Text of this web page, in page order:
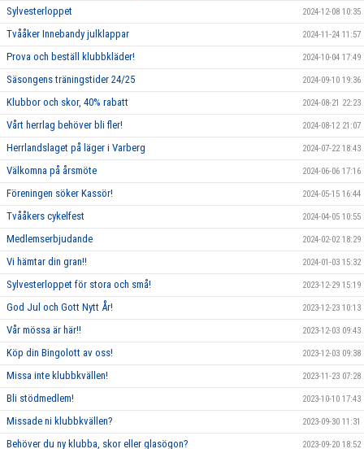
Sylvesterloppet 2024-12-08 10:35
Tvååker Innebandy julklappar 2024-11-24 11:57
Prova och beställ klubbkläder! 2024-10-04 17:49
Säsongens träningstider 24/25 2024-09-10 19:36
Klubbor och skor, 40% rabatt 2024-08-21 22:23
Vårt herrlag behöver bli fler! 2024-08-12 21:07
Herrlandslaget på läger i Varberg 2024-07-22 18:43
Välkomna på årsmöte 2024-06-06 17:16
Föreningen söker Kassör! 2024-05-15 16:44
Tvååkers cykelfest 2024-04-05 10:55
Medlemserbjudande 2024-02-02 18:29
Vi hämtar din gran!! 2024-01-03 15:32
Sylvesterloppet för stora och små! 2023-12-29 15:19
God Jul och Gott Nytt År! 2023-12-23 10:13
Vår mössa är här!! 2023-12-03 09:43
Köp din Bingolott av oss! 2023-12-03 09:38
Missa inte klubbkvällen! 2023-11-23 07:28
Bli stödmedlem! 2023-10-10 17:43
Missade ni klubbkvällen? 2023-09-30 11:31
Behöver du ny klubba, skor eller glasögon? 2023-09-20 18:52